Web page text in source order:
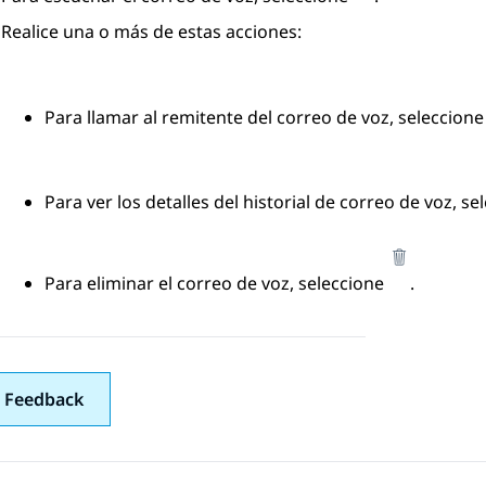
Realice una o más de estas acciones:
Para llamar al remitente del correo de voz, seleccione
Para ver los detalles del historial de correo de voz,
Para eliminar el correo de voz, seleccione .
Feedback